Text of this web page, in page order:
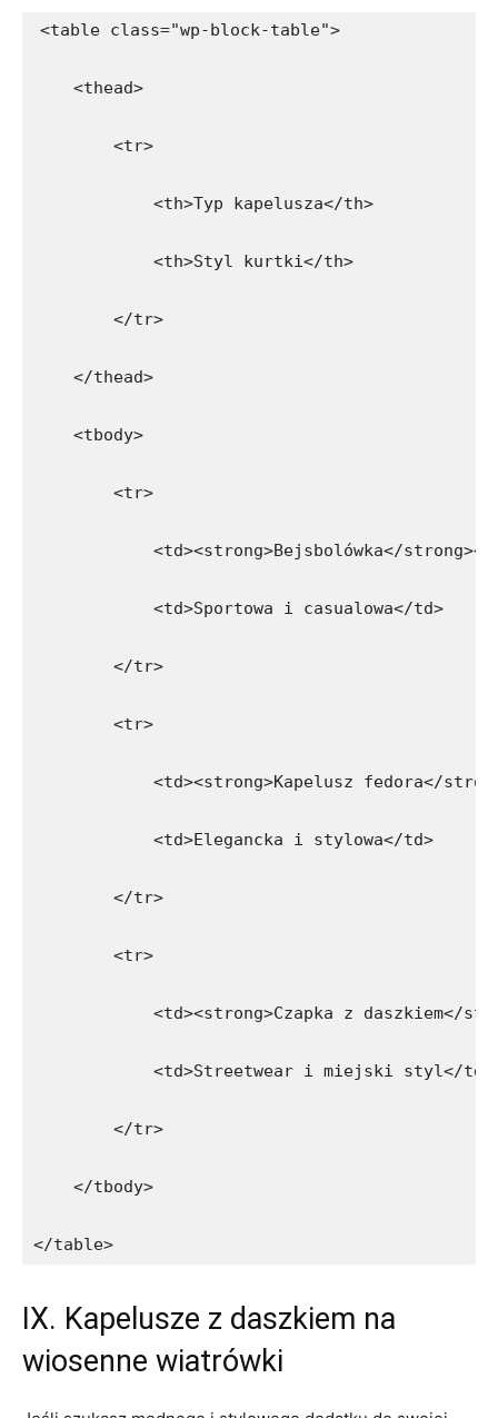
<table class="wp-block-table">
    <thead>
        <tr>
            <th>Typ kapelusza</th>
            <th>Styl kurtki</th>
        </tr>
    </thead>
    <tbody>
        <tr>
<td><strong>Bejsbolówka</strong></
            <td>Sportowa i casualowa</td>
        </tr>
        <tr>
<td><strong>Kapelusz fedora</
            <td>Elegancka i stylowa</td>
        </tr>
        <tr>
<td><strong>Czapka z daszkiem</
            <td>Streetwear i miejski styl</td>
        </tr>
    </tbody>
</table>
IX. Kapelusze z daszkiem ⁢na
wiosenne wiatrówki